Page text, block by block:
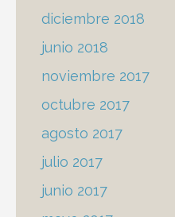
diciembre 2018
junio 2018
noviembre 2017
octubre 2017
agosto 2017
julio 2017
junio 2017